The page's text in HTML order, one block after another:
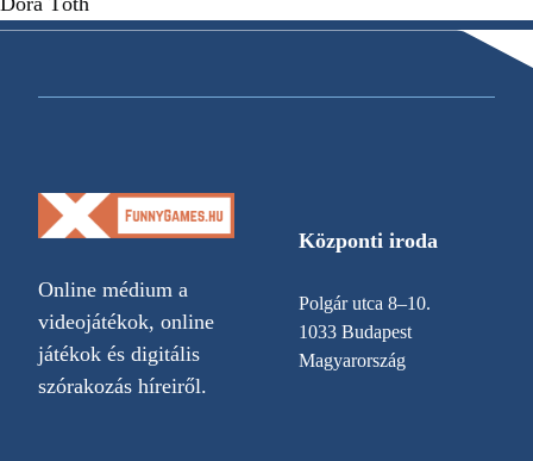
Online médium a
videojátékok, online
játékok és digitális
szórakozás híreiről.
Központi iroda
Polgár utca 8–10.
1033 Budapest
Magyarország